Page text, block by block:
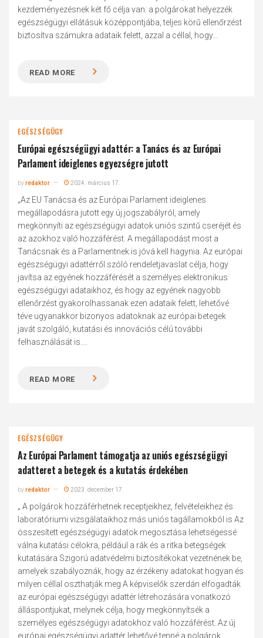
kezdeményezésnek két fő célja van: a polgárokat helyezzék
egészségügyi ellátásuk középpontjába, teljes körű ellenőrzést
biztosítva számukra adataik felett, azzal a céllal, hogy...
READ MORE
EGÉSZSÉGÜGY
Európai egészségügyi adattér: a Tanács és az Európai
Parlament ideiglenes egyezségre jutott
byredaktor 2024. március 17.
„Az EU Tanácsa és az Európai Parlament ideiglenes
megállapodásra jutott egy új jogszabályról, amely
megkönnyíti az egészségügyi adatok uniós szintű cseréjét és
az azokhoz való hozzáférést. A megállapodást most a
Tanácsnak és a Parlamentnek is jóvá kell hagynia. Az európai
egészségügyi adattérről szóló rendeletjavaslat célja, hogy
javítsa az egyének hozzáférését a személyes elektronikus
egészségügyi adataikhoz, és hogy az egyének nagyobb
ellenőrzést gyakorolhassanak ezen adataik felett, lehetővé
téve ugyanakkor bizonyos adatoknak az európai betegek
javát szolgáló, kutatási és innovációs célú további
felhasználását is....
READ MORE
EGÉSZSÉGÜGY
Az Európai Parlament támogatja az uniós egészségügyi
adatteret a betegek és a kutatás érdekében
byredaktor 2023. december 17.
„ A polgárok hozzáférhetnek receptjeikhez, felvételeikhez és
laboratóriumi vizsgálataikhoz más uniós tagállamokból is Az
összesített egészségügyi adatok megosztása lehetségessé
válna kutatási célokra, például a rák és a ritka betegségek
kutatására Szigorú adatvédelmi biztosítékokat vezetnének be,
amelyek szabályoznák, hogy az érzékeny adatokat hogyan és
milyen céllal oszthatják meg A képviselők szerdán elfogadták
az európai egészségügyi adattér létrehozására vonatkozó
álláspontjukat, melynek célja, hogy megkönnyítsék a
személyes egészségügyi adatokhoz való hozzáférést. Az új
európai egészségügyi adattér lehetővé tenné a polgárok